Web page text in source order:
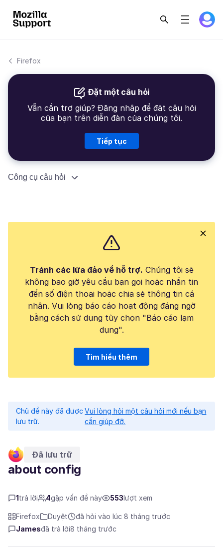
Firefox
Đặt một câu hỏi
Vẫn cần trợ giúp? Đăng nhập để đặt câu hỏi
của bạn trên diễn đàn của chúng tôi.
Tiếp tục
Công cụ câu hỏi
Tránh các lừa đảo về hỗ trợ. Chúng tôi sẽ
không bao giờ yêu cầu bạn gọi hoặc nhắn tin
đến số điện thoại hoặc chia sẻ thông tin cá
nhân. Vui lòng báo cáo hoạt động đáng ngờ
bằng cách sử dụng tùy chọn "Báo cáo lạm
dụng".
Tìm hiểu thêm
Chủ đề này đã được
lưu trữ.
Vui lòng hỏi một câu hỏi mới nếu bạn
cần giúp đỡ.
Đã lưu trữ
about config
1trả lời 4gặp vấn đề này 553lượt xem
Firefox Duyệt
đã hỏi vào lúc 8 tháng trước
Jamesđã trả lời8 tháng trước